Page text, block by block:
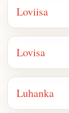
Loviisa
Lovisa
Luhanka